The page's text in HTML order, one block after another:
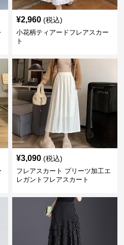
¥2,960 (税込)
小花柄ティアードフレアスカー
ト
¥3,090 (税込)
フレアスカート プリーツ加工エ
レガントフレアスカート